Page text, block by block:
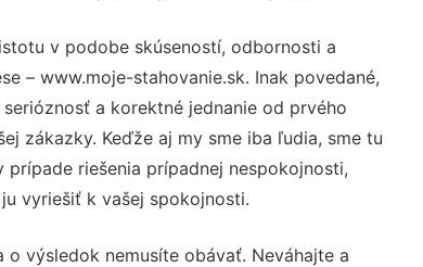
v podobe skúseností, odbornosti a
– www.moje-stahovanie.sk. Inak povedané,
a korektné jednanie od prvého
zákazky. Keďže aj my sme iba ľudia, sme tu
riešenia prípadnej nespokojnosti,
vyriešiť k vašej spokojnosti.
o výsledok nemusíte obávať. Neváhajte a